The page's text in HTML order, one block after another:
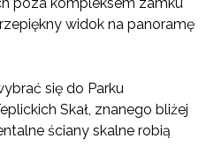
widok na panoramę
się do Parku
Skał, znanego bliżej
ściany skalne robią